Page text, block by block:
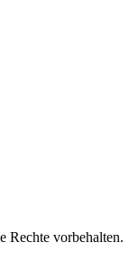
Rechte vorbehalten.